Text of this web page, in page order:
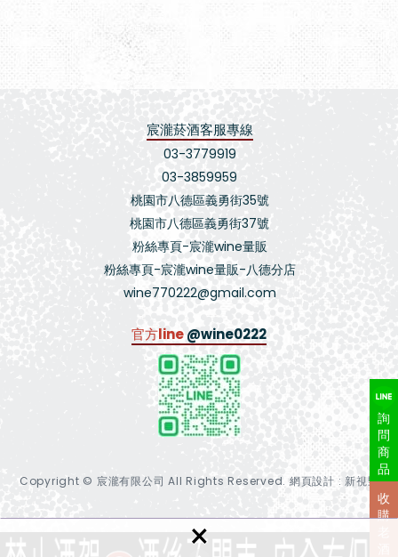
×
宸瀧菸酒客服專線
03-3779919
03-3859959
桃園市八德區義勇街35號
桃園市八德區義勇街37號
粉絲專頁-宸瀧wine量販
粉絲專頁-宸瀧wine量販-八德分店
wine770222@gmail.com
官方line@wine0222
Copyright © 宸瀧有限公司 All Rights Reserved. 網頁設計 : 新視野
詢
問
商
品
收
購